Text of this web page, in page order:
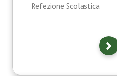
Refezione Scolastica